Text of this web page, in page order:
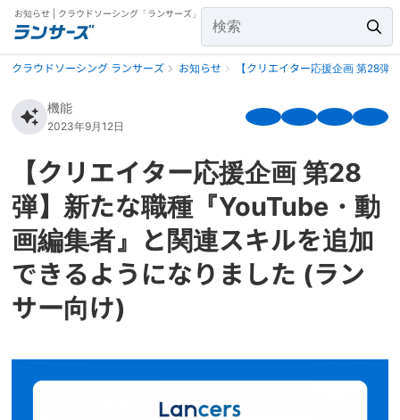
お知らせ | クラウドソーシング「ランサーズ」
クラウドソーシング ランサーズ お知らせ 【クリエイター応援企画 第28
機能
2023年9月12日
【クリエイター応援企画 第28
弾】新たな職種『YouTube・動
画編集者』と関連スキルを追加
できるようになりました (ラン
サー向け)